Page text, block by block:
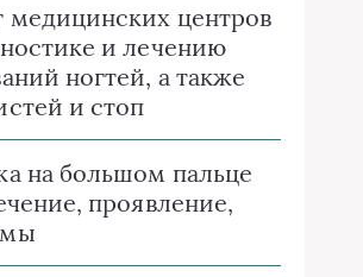
медицинских центров
и лечению
ногтей, а также
и стоп
на большом пальце
проявление,